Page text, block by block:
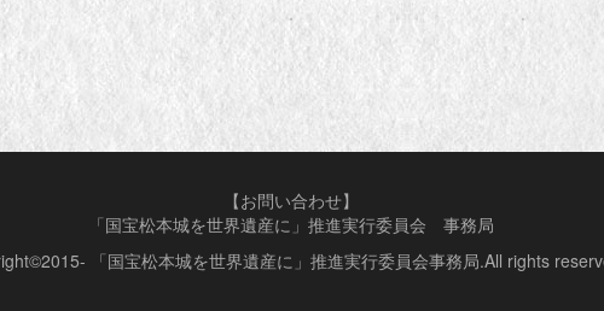
【お問い合わせ】
「国宝松本城を世界遺産に」推進実行委員会 事務局
「国宝松本城を世界遺産に」推進実行委員会事務局.All rights